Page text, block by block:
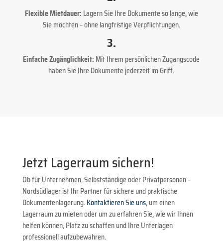
Flexible Mietdauer: Lagern Sie Ihre Dokumente so lange, wie
Sie möchten – ohne langfristige Verpflichtungen.
3.
Einfache Zugänglichkeit: Mit Ihrem persönlichen Zugangscode
haben Sie Ihre Dokumente jederzeit im Griff.
Jetzt Lagerraum sichern!
Ob für Unternehmen, Selbstständige oder Privatpersonen –
Nordsüdlager ist Ihr Partner für sichere und praktische
Dokumentenlagerung.Kontaktieren Sie uns,um einen
Lagerraum zu mieten oder um zu erfahren Sie, wie wir Ihnen
helfen können, Platz zu schaffen und Ihre Unterlagen
professionell aufzubewahren.